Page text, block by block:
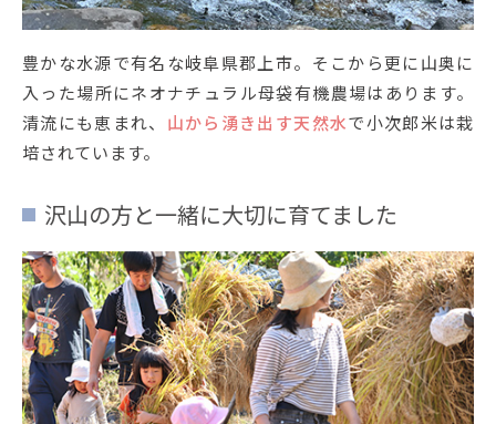
豊かな水源で有名な岐阜県郡上市。そこから更に山奥に
入った場所にネオナチュラル母袋有機農場はあります。
清流にも恵まれ、 山から湧き出す天然水で小次郎米は栽
培されています。
沢山の方と一緒に大切に育てました